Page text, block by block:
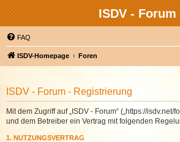
ISDV - Forum
FAQ
ISDV-Homepage Foren
ISDV - Forum - Registrierung
Mit dem Zugriff auf „ISDV - Forum“ („https://isdv.net/
und dem Betreiber ein Vertrag mit folgenden
1. NUTZUNGSVERTRAG